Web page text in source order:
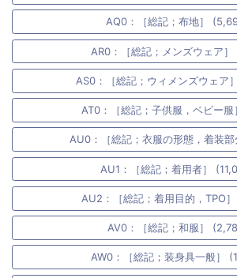
AQ0：［総記；布地］
AR0：［総記；メンズウェア
AS0：［総記；ウィメンズウェア
AT0：［総記；子供服，ベビー
AU0：［総記；衣服の形態，着装
AU1：［総記；着用者］
AU2：［総記；着用目的，TPO
AV0：［総記；和服］
AW0：［総記；装身具一般］